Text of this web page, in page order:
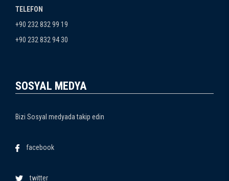
TELEFON
+90 232 832 99 19
+90 232 832 94 30
SOSYAL MEDYA
Bizi Sosyal medyada takip edin
facebook
twitter